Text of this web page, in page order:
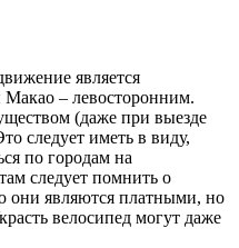
является
Макао – левосторонним.
(даже при выезде
следует иметь в виду,
по городам на
следует помнить о
они являются платными, но
велосипед могут даже